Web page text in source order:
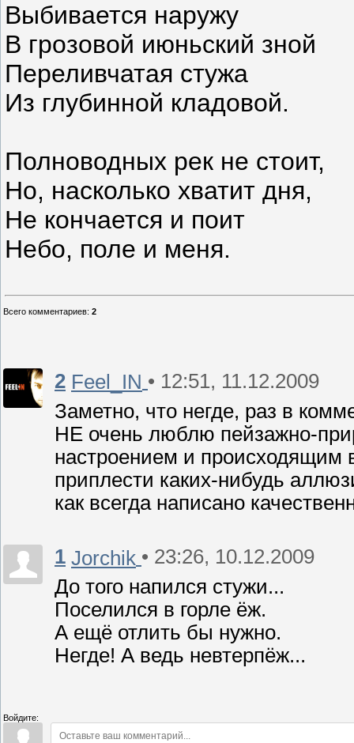
Выбивается наружу
В грозовой июньский зной
Переливчатая стужа
Из глубинной кладовой.
Полноводных рек не стоит,
Но, насколько хватит дня,
Не кончается и поит
Небо, поле и меня.
Всего комментариев: 2
2 Feel_IN • 12:51, 11.12.2009
Заметно, что негде, раз в
НЕ очень люблю пейзажно-
настроением и происходящим
приплести каких-нибудь
как всегда написано
1 Jorchik • 23:26, 10.12.2009
До того напился стужи...
Поселился в горле ёж.
А ещё отлить бы нужно.
Негде! А ведь невтерпёж...
Войдите: